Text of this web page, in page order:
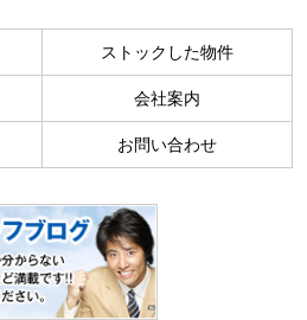
ストックした物件
会社案内
お問い合わせ